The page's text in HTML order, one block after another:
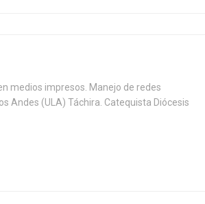
medios impresos. Manejo de redes
Andes (ULA) Táchira. Catequista Diócesis